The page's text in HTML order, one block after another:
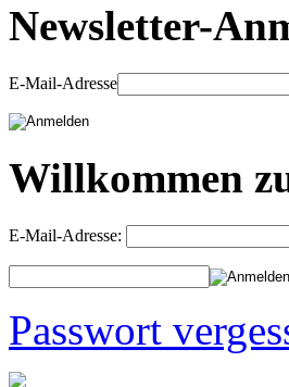
Newsletter-
E-Mail-Adresse
Willkommen
E-Mail-Adresse:
Passwort